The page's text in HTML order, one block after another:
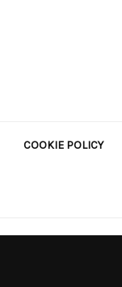
COOKIE POLICY